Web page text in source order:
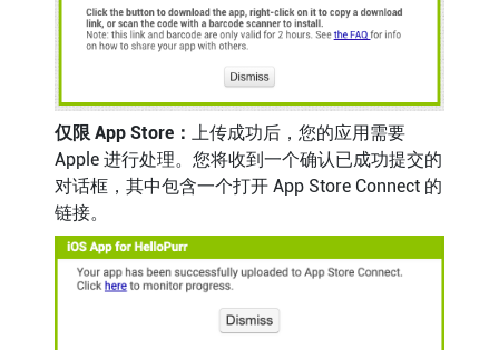
仅限 App Store： 上传成功后，您的应用需要
Apple 进行处理。您将收到一个确认已成功提交的
对话框，其中包含一个打开 App Store Connect 的
链接。